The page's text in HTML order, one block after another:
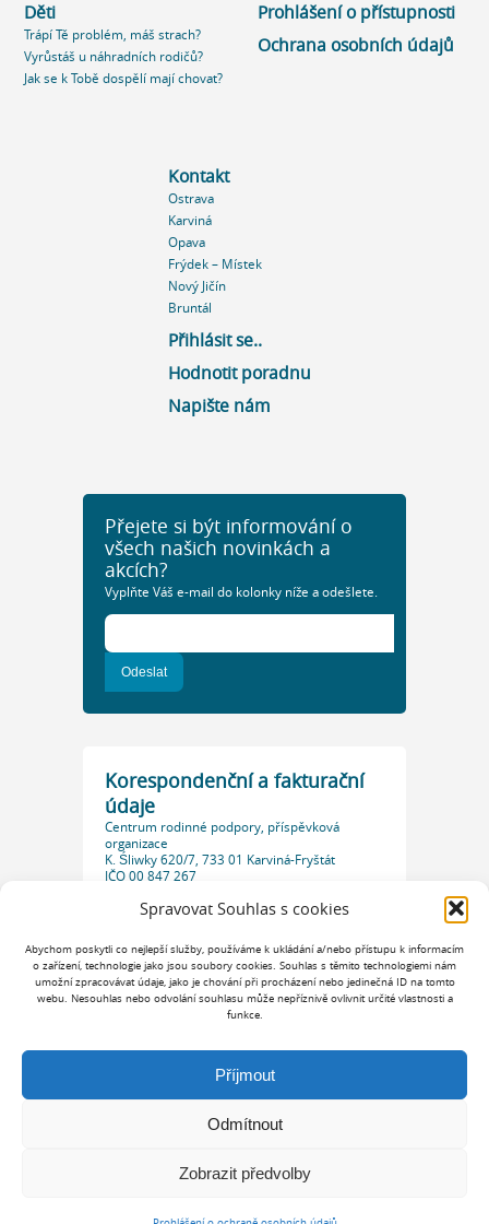
Spravovat Souhlas s cookies
Abychom poskytli co nejlepší služby, používáme k ukládání a/nebo přístupu k informacím
o zařízení, technologie jako jsou soubory cookies. Souhlas s těmito technologiemi nám
umožní zpracovávat údaje, jako je chování při procházení nebo jedinečná ID na tomto
webu. Nesouhlas nebo odvolání souhlasu může nepříznivě ovlivnit určité vlastnosti a
funkce.
Příjmout
Odmítnout
Zobrazit předvolby
Děti
Trápí Tě problém, máš strach?
Vyrůstáš u náhradních rodičů?
Jak se k Tobě dospělí mají chovat?
Prohlášení o přístupnosti
Ochrana osobních údajů
Kontakt
Ostrava
Karviná
Opava
Frýdek – Místek
Nový Jičín
Bruntál
Přihlásit se..
Hodnotit poradnu
Napište nám
Přejete si být informování o
všech našich novinkách a
akcích?
Vyplňte Váš e-mail do kolonky níže a odešlete.
Korespondenční a fakturační
údaje
Centrum rodinné podpory, příspěvková
organizace
K. Śliwky 620/7, 733 01 Karviná-Fryštát
IČO 00 847 267